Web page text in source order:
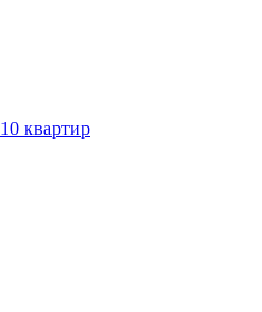
10 квартир